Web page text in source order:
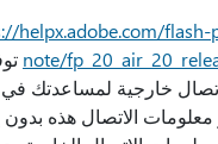
helpx.adobe.com/flash-
note/
خارجية لمساعدتك في
معلومات الاتصال هذه